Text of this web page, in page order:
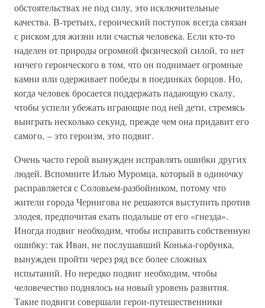
обстоятельствах не под силу, это исключительные
качества. В-третьих, героический поступок всегда связан
с риском для жизни или счастья человека. Если кто-то
наделен от природы огромной физической силой, то нет
ничего героического в том, что он поднимает огромные
камни или одерживает победы в поединках борцов. Но,
когда человек бросается поддержать падающую скалу,
чтобы успели убежать играющие под ней дети, стремясь
выиграть несколько секунд, прежде чем она придавит его
самого, – это героизм, это подвиг.
Очень часто герой вынужден исправлять ошибки других
людей. Вспомните Илью Муромца, который в одиночку
расправляется с Соловьем-разбойником, потому что
жители города Чернигова не решаются выступить против
злодея, предпочитая ехать подальше от его «гнезда».
Иногда подвиг необходим, чтобы исправить собственную
ошибку: так Иван, не послушавший Конька-горбунка,
вынужден пройти через ряд все более сложных
испытаний. Но нередко подвиг необходим, чтобы
человечество поднялось на новый уровень развития.
Такие подвиги совершали герои-путешественники